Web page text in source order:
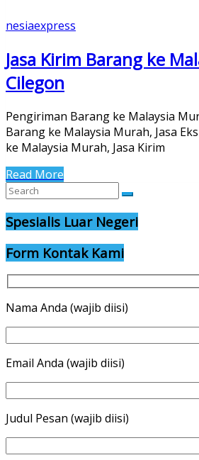
nesiaexpress
Jasa Kirim Barang ke
Cilegon
Pengiriman Barang ke Malaysia
Barang ke Malaysia Murah, Jasa
ke Malaysia Murah, Jasa Kirim
Read More
Spesialis Luar Negeri
Form Kontak Kami
Nama Anda (wajib diisi)
Email Anda (wajib diisi)
Judul Pesan (wajib diisi)